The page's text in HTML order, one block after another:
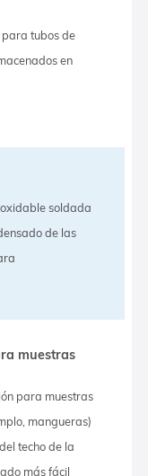
para tubos de
en
soldada
de las
muestras
para muestras
mangueras)
techo de la
más fácil